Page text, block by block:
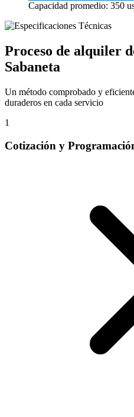
Capacidad promedio: 350
Proceso de alquiler
Sabaneta
Un método comprobado y
duraderos en cada servicio
1
Cotización y